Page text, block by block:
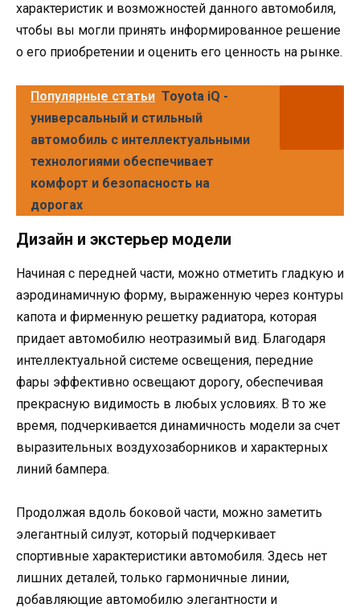
характеристик и возможностей данного автомобиля,
чтобы вы могли принять информированное решение
о его приобретении и оценить его ценность на рынке.
Популярные статьи Toyota iQ -
универсальный и стильный
автомобиль с интеллектуальными
технологиями обеспечивает
комфорт и безопасность на
дорогах
Дизайн и экстерьер модели
Начиная с передней части, можно отметить гладкую и
аэродинамичную форму, выраженную через контуры
капота и фирменную решетку радиатора, которая
придает автомобилю неотразимый вид. Благодаря
интеллектуальной системе освещения, передние
фары эффективно освещают дорогу, обеспечивая
прекрасную видимость в любых условиях. В то же
время, подчеркивается динамичность модели за счет
выразительных воздухозаборников и характерных
линий бампера.
Продолжая вдоль боковой части, можно заметить
элегантный силуэт, который подчеркивает
спортивные характеристики автомобиля. Здесь нет
лишних деталей, только гармоничные линии,
добавляющие автомобилю элегантности и